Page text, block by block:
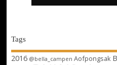
Tags
2016 @bella_campen Aofpongsak